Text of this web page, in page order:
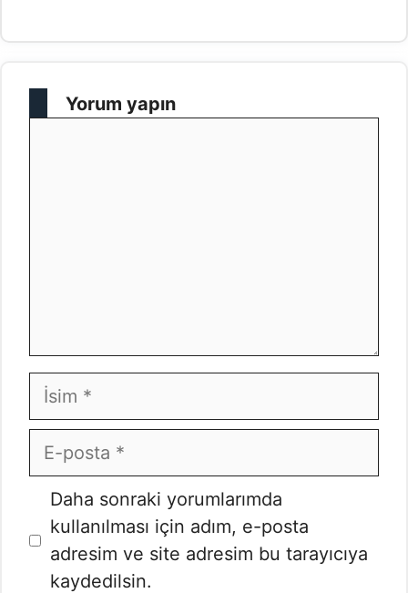
Yorum yapın
İsim
E-
posta
İnternet
sitesi
Daha sonraki yorumlarımda
kullanılması için adım, e-posta
adresim ve site adresim bu tarayıcıya
kaydedilsin.